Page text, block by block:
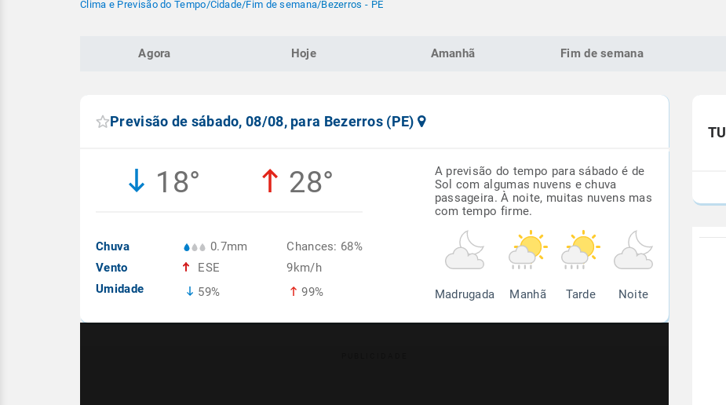
Clima e Previsão do Tempo/Cidade/Fim de semana/Bezerros - PE
Agora Hoje Amanhã Fim de semana
Previsão de sábado, 08/08, para Bezerros (PE)
18° 28°
Chuva
Vento
Umidade
0.7mm
ESE
59%
Chances: 68%
9km/h
99%
A previsão do tempo para sábado é de
Sol com algumas nuvens e chuva
passageira. À noite, muitas nuvens mas
com tempo firme.
Madrugada Manhã Tarde Noite